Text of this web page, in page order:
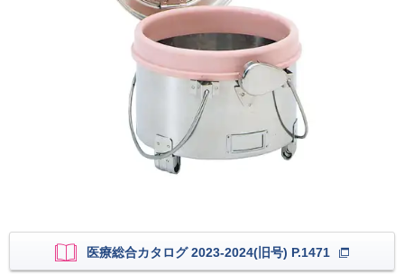
医療総合カタログ 2023-2024(旧号) P.1471